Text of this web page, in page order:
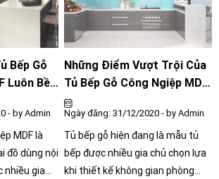
khách
Bếp Gỗ
Luôn Bền
- by Admin
MDF là
đồ dùng nội
nhiều gia
Những Điểm Vượt Trội Của
Tủ Bếp Gỗ Công Ngiệp MDF
Thế Nào?
Ngày đăng: 31/12/2020 - by Admin
Tủ bếp gỗ hiện đang là mẫu tủ
bếp được nhiều gia chủ chọn lựa
khi thiết kế không gian phòng